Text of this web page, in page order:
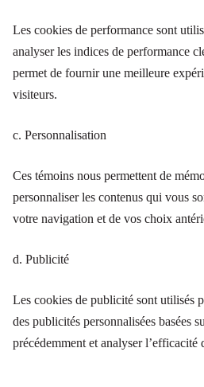
Les cookies de performance sont
analyser les indices de performance
permet de fournir une meilleure
visiteurs.
c. Personnalisation
Ces témoins nous permettent de
personnaliser les contenus qui vous
votre navigation et de vos choix
d. Publicité
Les cookies de publicité sont utilisés
des publicités personnalisées basées
précédemment et analyser